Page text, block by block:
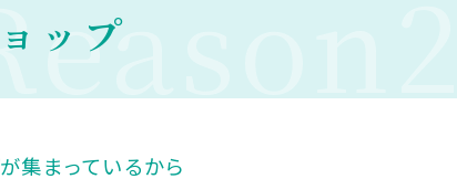
ップ
集まっているから